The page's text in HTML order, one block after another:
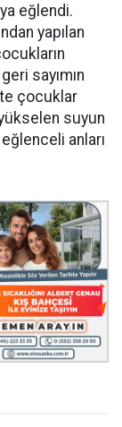
eğlendi.
yapılan
sayımın
çocuklar
suyun
anları